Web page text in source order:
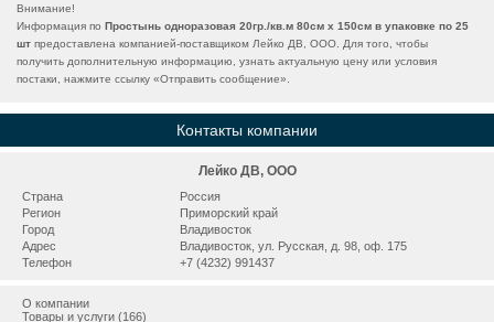
Внимание!
Информация по Простынь одноразовая 20гр./кв.м 80см х 150см в упаковке по 25
шт предоставлена компанией-поставщиком Лейко ДВ, ООО. Для того, чтобы
получить дополнительную информацию, узнать актуальную цену или условия
постаки, нажмите ссылку «Отправить сообщение».
Контакты компании
Лейко ДВ, ООО
Страна
Россия
Регион
Приморский край
Город
Владивосток
Адрес
Владивосток, ул. Русская, д. 98, оф. 175
Телефон
+7 (4232) 991437
О компании
Товары и услуги (166)